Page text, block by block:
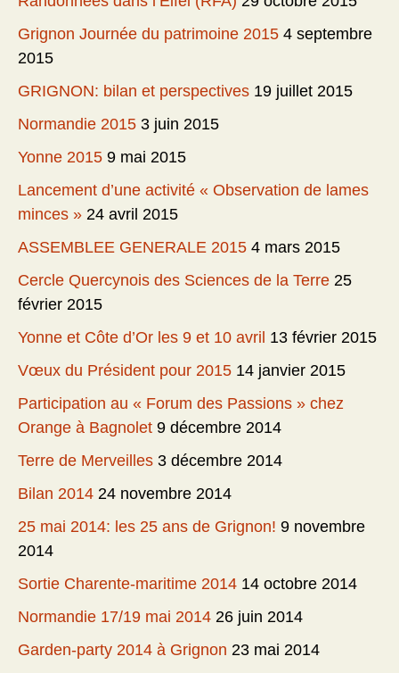
Grignon Journée du patrimoine 2015 4 septembre
2015
GRIGNON: bilan et perspectives 19 juillet 2015
Normandie 2015 3 juin 2015
Yonne 2015 9 mai 2015
Lancement d’une activité « Observation de lames
minces » 24 avril 2015
ASSEMBLEE GENERALE 2015 4 mars 2015
Cercle Quercynois des Sciences de la Terre 25
février 2015
Yonne et Côte d’Or les 9 et 10 avril 13 février 2015
Vœux du Président pour 2015 14 janvier 2015
Participation au « Forum des Passions » chez
Orange à Bagnolet 9 décembre 2014
Terre de Merveilles 3 décembre 2014
Bilan 2014 24 novembre 2014
25 mai 2014: les 25 ans de Grignon! 9 novembre
2014
Sortie Charente-maritime 2014 14 octobre 2014
Normandie 17/19 mai 2014 26 juin 2014
Garden-party 2014 à Grignon 23 mai 2014